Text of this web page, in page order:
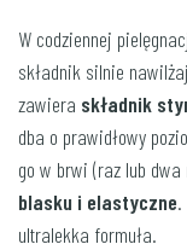
W codziennej
składnik silnie
zawiera składnik
dba o prawidłowy
go w brwi (raz lub dwa
blasku i elastyczne.
ultralekka formuła.